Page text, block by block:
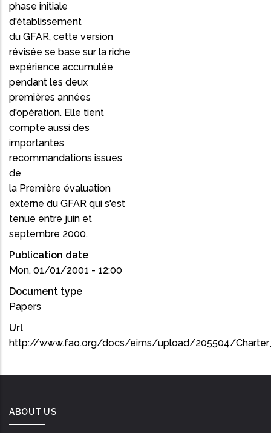
phase initiale
d'établissement
du GFAR, cette version
révisée se base sur la riche
expérience accumulée
pendant les deux
premières années
d'opération. Elle tient
compte aussi des
importantes
recommandations issues
de
la Première évaluation
externe du GFAR qui s'est
tenue entre juin et
septembre 2000.
Publication date
Mon, 01/01/2001 - 12:00
Document type
Papers
Url
http://www.fao.org/docs/eims/upload/205504/
ABOUT US